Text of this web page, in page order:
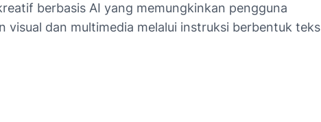
berbasis AI yang memungkinkan pengguna
visual dan multimedia melalui instruksi berbentuk teks